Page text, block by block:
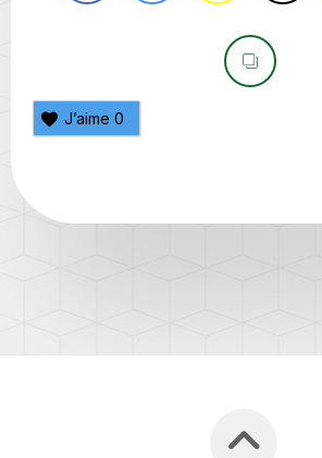
J’aime 0